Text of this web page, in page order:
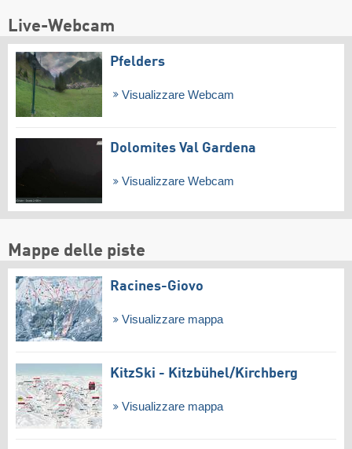
Live-Webcam
Pfelders
Visualizzare Webcam
Dolomites Val Gardena
Visualizzare Webcam
Mappe delle piste
Racines-Giovo
Visualizzare mappa
KitzSki - Kitzbühel/​Kirchberg
Visualizzare mappa